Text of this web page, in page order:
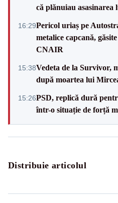
că plănuiau asasinarea
16:29Pericol uriaș pe
metalice capcană,
CNAIR
15:38Vedeta de la Survivor,
după moartea lui
15:26PSD, replică dură
într-o situație de forță
Distribuie articolul